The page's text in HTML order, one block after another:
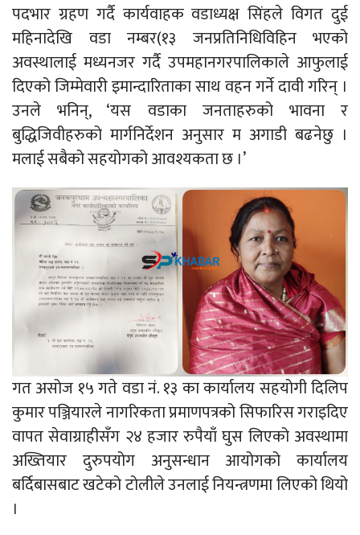
पदभार ग्रहण गर्दै कार्यवाहक वडाध्यक्ष सिंहले विगत दुई
महिनादेखि वडा नम्बर(१३ जनप्रतिनिधिविहिन भएको
अवस्थालाई मध्यनजर गर्दै उपमहानगरपालिकाले आफुलाई
दिएको जिम्मेवारी इमान्दारिताका साथ वहन गर्ने दावी गरिन् ।
उनले भनिन्, ‘यस वडाका जनताहरुको भावना र
बुद्धिजिवीहरुको मार्गनिर्देशन अनुसार म अगाडी बढनेछु ।
मलाई सबैको सहयोगको आवश्यकता छ ।’
गत असोज १५ गते वडा नं. १३ का कार्यालय सहयोगी दिलिप
कुमार पञ्जियारले नागरिकता प्रमाणपत्रको सिफारिस गराइदिए
वापत सेवाग्राहीसँग २४ हजार रुपैयाँ घुस लिएको अवस्थामा
अख्तियार दुरुपयोग अनुसन्धान आयोगको कार्यालय
बर्दिबासबाट खटेको टोलीले उनलाई नियन्त्रणमा लिएको थियो
।